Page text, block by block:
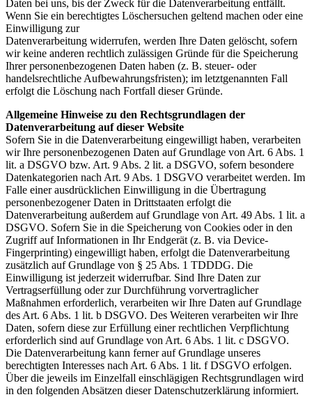
Daten bei uns, bis der Zweck für die Datenverarbeitung entfällt.
Wenn Sie ein berechtigtes Löschersuchen geltend machen oder eine
Einwilligung zur
Datenverarbeitung widerrufen, werden Ihre Daten gelöscht, sofern
wir keine anderen rechtlich zulässigen Gründe für die Speicherung
Ihrer personenbezogenen Daten haben (z. B. steuer- oder
handelsrechtliche Aufbewahrungsfristen); im letztgenannten Fall
erfolgt die Löschung nach Fortfall dieser Gründe.
Allgemeine Hinweise zu den Rechtsgrundlagen der
Datenverarbeitung auf dieser Website
Sofern Sie in die Datenverarbeitung eingewilligt haben, verarbeiten
wir Ihre personenbezogenen Daten auf Grundlage von Art. 6 Abs. 1
lit. a DSGVO bzw. Art. 9 Abs. 2 lit. a DSGVO, sofern besondere
Datenkategorien nach Art. 9 Abs. 1 DSGVO verarbeitet werden. Im
Falle einer ausdrücklichen Einwilligung in die Übertragung
personenbezogener Daten in Drittstaaten erfolgt die
Datenverarbeitung außerdem auf Grundlage von Art. 49 Abs. 1 lit. a
DSGVO. Sofern Sie in die Speicherung von Cookies oder in den
Zugriff auf Informationen in Ihr Endgerät (z. B. via Device-
Fingerprinting) eingewilligt haben, erfolgt die Datenverarbeitung
zusätzlich auf Grundlage von § 25 Abs. 1 TDDDG. Die
Einwilligung ist jederzeit widerrufbar. Sind Ihre Daten zur
Vertragserfüllung oder zur Durchführung vorvertraglicher
Maßnahmen erforderlich, verarbeiten wir Ihre Daten auf Grundlage
des Art. 6 Abs. 1 lit. b DSGVO. Des Weiteren verarbeiten wir Ihre
Daten, sofern diese zur Erfüllung einer rechtlichen Verpflichtung
erforderlich sind auf Grundlage von Art. 6 Abs. 1 lit. c DSGVO.
Die Datenverarbeitung kann ferner auf Grundlage unseres
berechtigten Interesses nach Art. 6 Abs. 1 lit. f DSGVO erfolgen.
Über die jeweils im Einzelfall einschlägigen Rechtsgrundlagen wird
in den folgenden Absätzen dieser Datenschutzerklärung informiert.